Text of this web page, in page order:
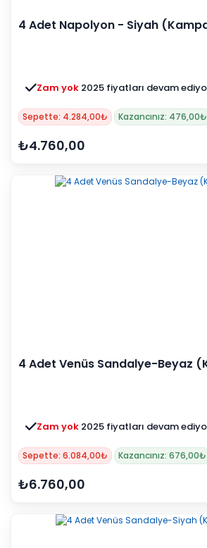
4 Adet Napolyon - Siyah
Zam yok 2025 fiyatları devam
Sepette: 4.284,00₺ Kazancınız: 476,00₺
₺4.760,00
4 Adet Venüs Sandalye-Beyaz
Zam yok 2025 fiyatları devam
Sepette: 6.084,00₺ Kazancınız: 676,00₺
₺6.760,00